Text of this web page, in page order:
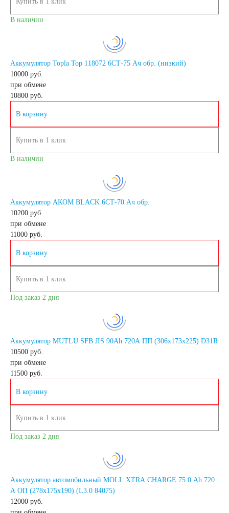
3 А/ч
7 А/ч 8 А/ч
24 А/ч 30 А/ч
В наличии
Аккумулятор Topla Top 118072 6СТ-75 Ач обр. (низкий)
10000 руб.
при обмене
10800 руб.
В корзину
Купить в 1 клик
В наличии
Аккумулятор АКОМ BLACK 6СТ-70 Ач обр.
10200 руб.
при обмене
11000 руб.
В корзину
Купить в 1 клик
Под заказ 2 дня
Аккумулятор MUTLU SFB JIS 90Ah 720A ПП (306x173x225) D31R
10500 руб.
при обмене
11500 руб.
В корзину
Купить в 1 клик
Под заказ 2 дня
Аккумулятор автомобильный MOLL XTRA CHARGE 75.0 Ah 720
A ОП (278x175x190) (L3.0 84075)
12000 руб.